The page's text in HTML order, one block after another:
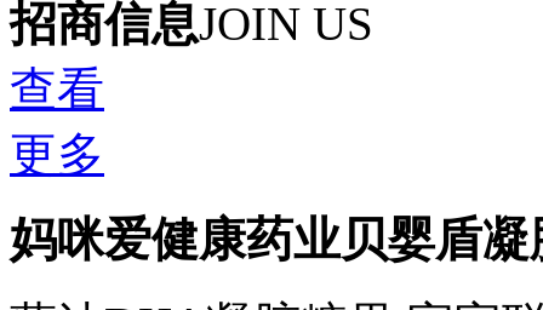
招商信息JOIN US
查看
更多
妈咪爱健康药业贝婴盾